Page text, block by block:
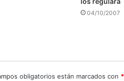
04/10/2007
obligatorios están marcados con *